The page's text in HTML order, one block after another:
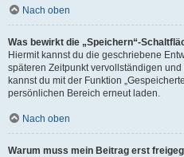
Nach oben
Was bewirkt die „Speichern“-
Hiermit kannst du die geschriebene
späteren Zeitpunkt vervollständigen
kannst du mit der Funktion
persönlichen Bereich erneut laden.
Nach oben
Warum muss mein Beitrag erst